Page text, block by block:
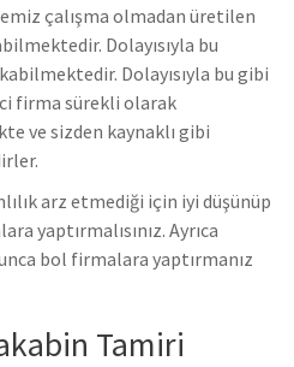
çalışma olmadan üretilen
Dolayısıyla bu
Dolayısıyla bu gibi
firma sürekli olarak
ve sizden kaynaklı gibi
arz etmediği için iyi düşünüp
yaptırmalısınız. Ayrıca
bol firmalara yaptırmanız
Tamiri